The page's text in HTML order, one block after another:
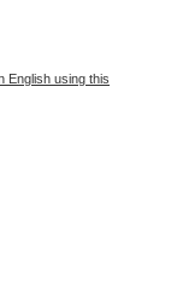
English using this